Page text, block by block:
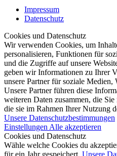
Impressum
Datenschutz
Cookies und Datenschutz
Wir verwenden Cookies, um
personalisieren, Funktionen für
und die Zugriffe auf unsere
geben wir Informationen zu Ihrer
unsere Partner für soziale
Unsere Partner führen diese
weiteren Daten zusammen, die
die sie im Rahmen Ihrer Nutzung
Unsere Datenschutzbestimmungen
Einstellungen Alle akzeptieren
Cookies und Datenschutz
Wähle welche Cookies du
für ein Jahr gespeichert. Unsere